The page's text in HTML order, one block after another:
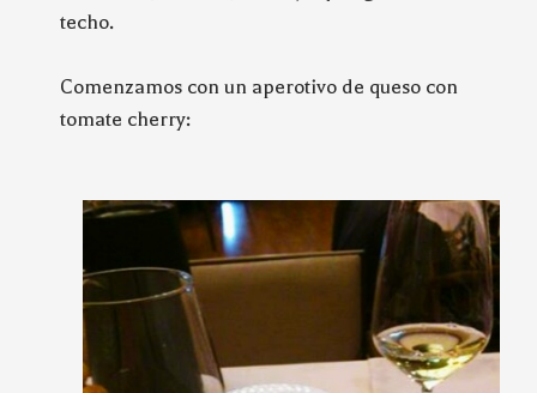
techo.
Comenzamos con un aperotivo de queso con
tomate cherry: